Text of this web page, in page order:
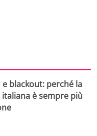
blackout: perché la
è sempre più